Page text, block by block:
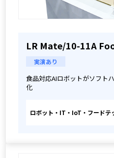
LR Mate/10-11A
実演あり
食品対応AIロボットがソフト
化
ロボット・IT・IoT・フードテ